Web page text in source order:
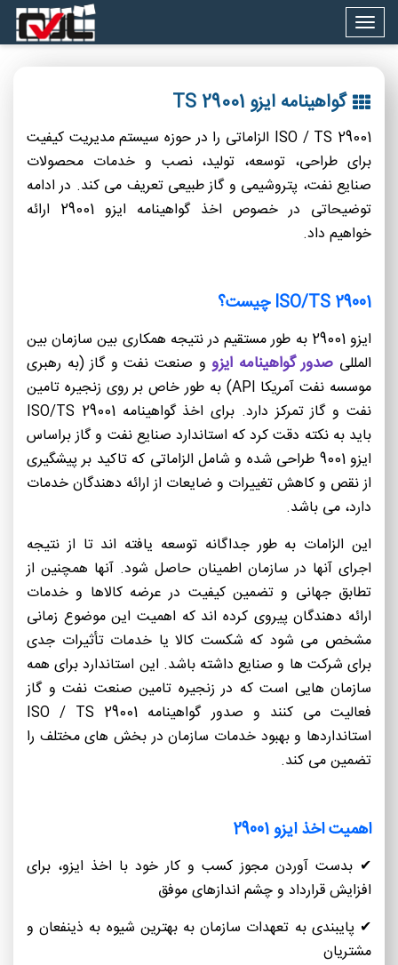
گواهینامه ایزو TS 29001
ISO / TS 29001 الزاماتی را در حوزه سیستم مدیریت کیفیت
برای طراحی، توسعه، تولید، نصب و خدمات محصولات
صنایع نفت، پتروشیمی و گاز طبیعی تعریف می کند. در ادامه
توضیحاتی در خصوص اخذ گواهینامه ایزو 29001 ارائه
خواهیم داد.
ISO/TS 29001 چیست؟
ایزو 29001 به طور مستقیم در نتیجه همکاری بین سازمان بین
المللی صدور گواهینامه ایزو و صنعت نفت و گاز (به رهبری
موسسه نفت آمریکا API) به طور خاص بر روی زنجیره تامین
نفت و گاز تمرکز دارد. برای اخذ گواهینامه ISO/TS 29001
باید به نکته دقت کرد که استاندارد صنایع نفت و گاز براساس
ایزو 9001 طراحی شده و شامل الزاماتی که تاکید بر پیشگیری
از نقص و کاهش تغییرات و ضایعات از ارائه دهندگان خدمات
دارد، می باشد.
این الزامات به طور جداگانه توسعه یافته اند تا از نتیجه
اجرای آنها در سازمان اطمینان حاصل شود. آنها همچنین از
تطابق جهانی و تضمین کیفیت در عرضه کالاها و خدمات
ارائه دهندگان پیروی کرده اند که اهمیت این موضوع زمانی
مشخص می شود که شکست کالا یا خدمات تأثیرات جدی
برای شرکت ها و صنایع داشته باشد. این استاندارد برای همه
سازمان هایی است که در زنجیره تامین صنعت نفت و گاز
فعالیت می کنند و صدور گواهینامه ISO / TS 29001
استانداردها و بهبود خدمات سازمان در بخش های مختلف را
تضمین می کند.
اهمیت اخذ ایزو 29001
✔ بدست آوردن مجوز کسب و کار خود با اخذ ایزو، برای
افزایش قرارداد و چشم اندازهای موفق
✔ پایبندی به تعهدات سازمان به بهترین شیوه به ذینفعان و
مشتریان